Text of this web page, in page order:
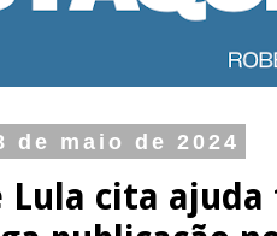
de maio de 2024
cita ajuda